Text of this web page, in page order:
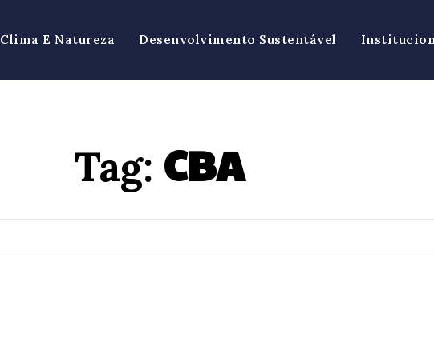
Clima E Natureza Desenvolvimento Sustentável
Tag: CBA